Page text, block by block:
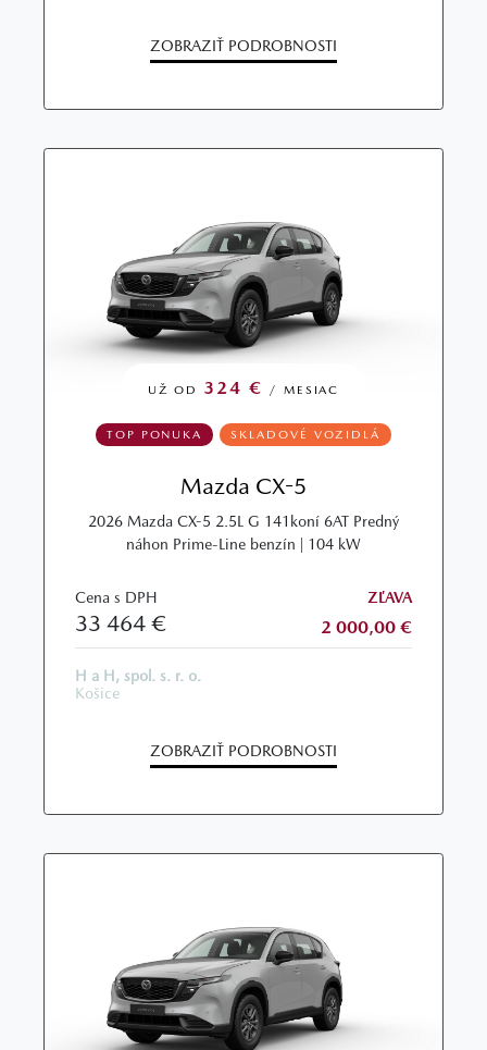
ZOBRAZIŤ PODROBNOSTI
UŽ OD 324 € / MESIAC
TOP PONUKA SKLADOVÉ VOZIDLÁ
Mazda CX-5
2026 Mazda CX-5 2.5L G 141koní 6AT Predný
náhon Prime-Line benzín | 104 kW
Cena s DPH
33 464 €
ZĽAVA
2 000,00 €
H a H, spol. s. r. o.
Košice
ZOBRAZIŤ PODROBNOSTI